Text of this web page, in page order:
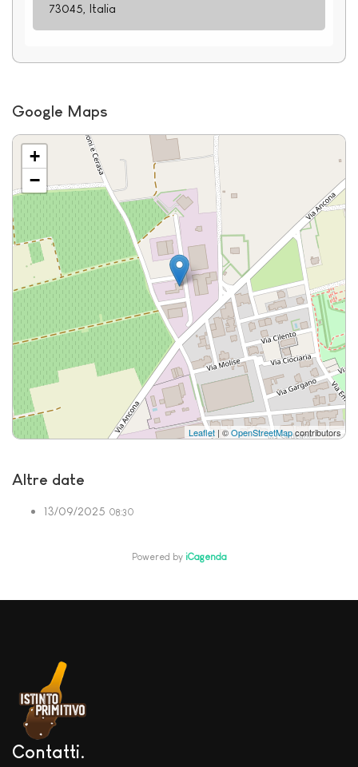
73045, Italia
Google Maps
+
−
Leaflet | ©OpenStreetMapcontributors
Altre date
13/09/2025 08:30
Powered by iCagenda
Contatti